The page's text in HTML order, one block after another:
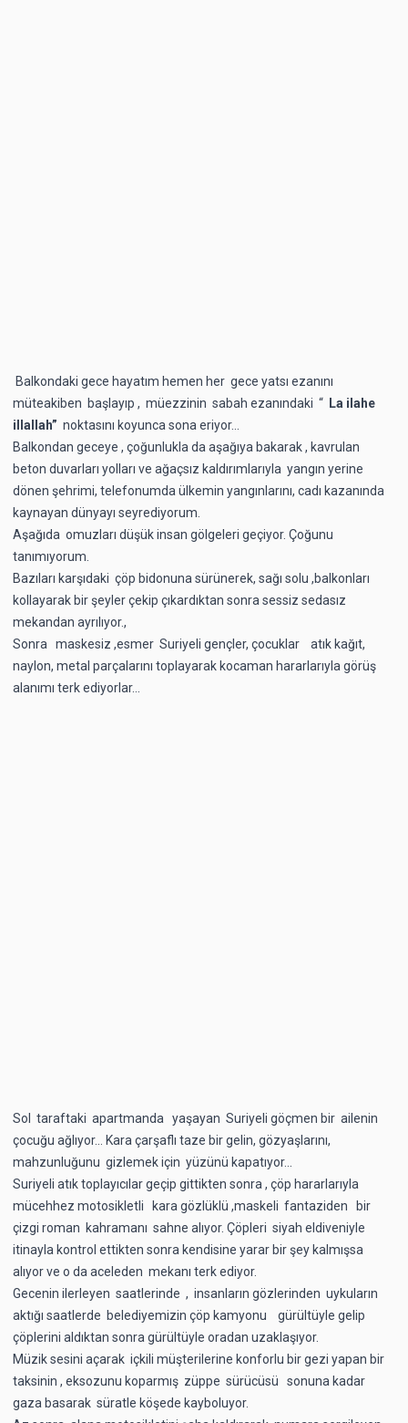
Balkondaki gece hayatım hemen her gece yatsı ezanını
müteakiben başlayıp , müezzinin sabah ezanındaki “ La ilahe
illallah” noktasını koyunca sona eriyor...
Balkondan geceye , çoğunlukla da aşağıya bakarak , kavrulan
beton duvarları yolları ve ağaçsız kaldırımlarıyla yangın yerine
dönen şehrimi, telefonumda ülkemin yangınlarını, cadı kazanında
kaynayan dünyayı seyrediyorum.
Aşağıda omuzları düşük insan gölgeleri geçiyor. Çoğunu
tanımıyorum.
Bazıları karşıdaki çöp bidonuna sürünerek, sağı solu ,balkonları
kollayarak bir şeyler çekip çıkardıktan sonra sessiz sedasız
mekandan ayrılıyor.,
Sonra maskesiz ,esmer Suriyeli gençler, çocuklar atık kağıt,
naylon, metal parçalarını toplayarak kocaman hararlarıyla görüş
alanımı terk ediyorlar…
Sol taraftaki apartmanda yaşayan Suriyeli göçmen bir ailenin
çocuğu ağlıyor… Kara çarşaflı taze bir gelin, gözyaşlarını,
mahzunluğunu gizlemek için yüzünü kapatıyor...
Suriyeli atık toplayıcılar geçip gittikten sonra , çöp hararlarıyla
mücehhez motosikletli kara gözlüklü ,maskeli fantaziden bir
çizgi roman kahramanı sahne alıyor. Çöpleri siyah eldiveniyle
itinayla kontrol ettikten sonra kendisine yarar bir şey kalmışsa
alıyor ve o da aceleden mekanı terk ediyor.
Gecenin ilerleyen saatlerinde , insanların gözlerinden uykuların
aktığı saatlerde belediyemizin çöp kamyonu gürültüyle gelip
çöplerini aldıktan sonra gürültüyle oradan uzaklaşıyor.
Müzik sesini açarak içkili müşterilerine konforlu bir gezi yapan bir
taksinin , eksozunu koparmış züppe sürücüsü sonuna kadar
gaza basarak süratle köşede kayboluyor.